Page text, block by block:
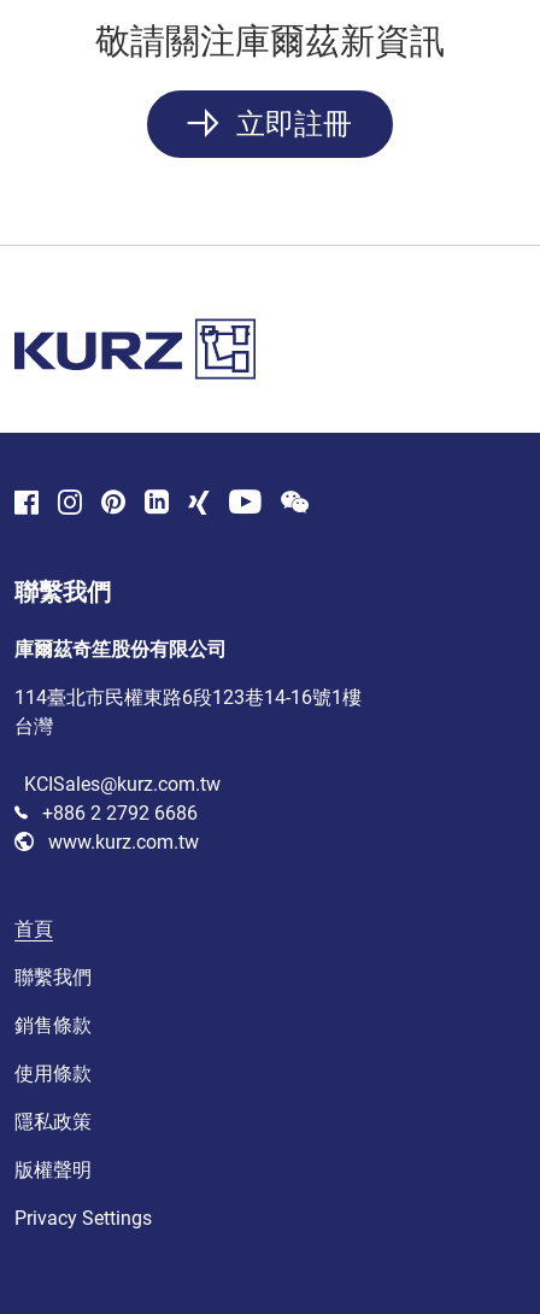
敬請關注庫爾茲新資訊
立即註冊
聯繫我們
庫爾茲奇笙股份有限公司
114臺北市民權東路6段123巷14-16號1樓
台灣
KCISales@kurz.com.tw
+886 2 2792 6686
www.kurz.com.tw
首頁
聯繫我們
銷售條款
使用條款
隱私政策
版權聲明
Privacy Settings